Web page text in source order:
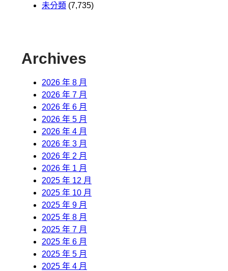
未分類 (7,735)
Archives
2026 年 8 月
2026 年 7 月
2026 年 6 月
2026 年 5 月
2026 年 4 月
2026 年 3 月
2026 年 2 月
2026 年 1 月
2025 年 12 月
2025 年 10 月
2025 年 9 月
2025 年 8 月
2025 年 7 月
2025 年 6 月
2025 年 5 月
2025 年 4 月